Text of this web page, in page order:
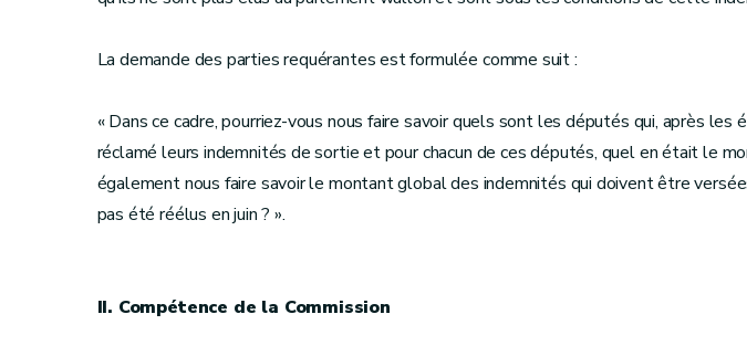
La demande des parties requérantes est formulée comme suit :
« Dans ce cadre, pourriez-vous nous faire savoir quels sont les députés qui, après les
réclamé leurs indemnités de sortie et pour chacun de ces députés, quel en était le
également nous faire savoir le montant global des indemnités qui doivent être
pas été réélus en juin ? ».
II. Compétence de la Commission